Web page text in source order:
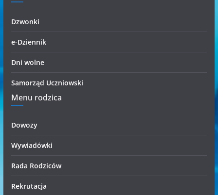
i
Dzwonki
e-Dziennik
Dni wolne
Samorząd Uczniowski
Menu rodzica
Dowozy
Wywiadówki
Rada Rodziców
Rekrutacja